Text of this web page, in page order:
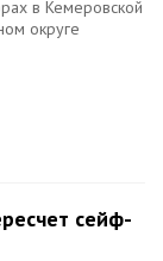
в Кемеровской
округе
сейф-